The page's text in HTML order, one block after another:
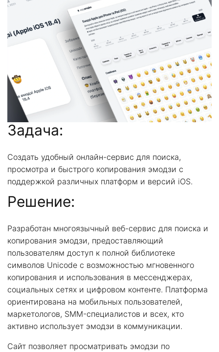
Задача:
Создать удобный онлайн-сервис для поиска,
просмотра и быстрого копирования эмодзи с
поддержкой различных платформ и версий iOS.
Решение:
Разработан многоязычный веб-сервис для поиска и
копирования эмодзи, предоставляющий
пользователям доступ к полной библиотеке
символов Unicode с возможностью мгновенного
копирования и использования в мессенджерах,
социальных сетях и цифровом контенте. Платформа
ориентирована на мобильных пользователей,
маркетологов, SMM-специалистов и всех, кто
активно использует эмодзи в коммуникации.
Сайт позволяет просматривать эмодзи по